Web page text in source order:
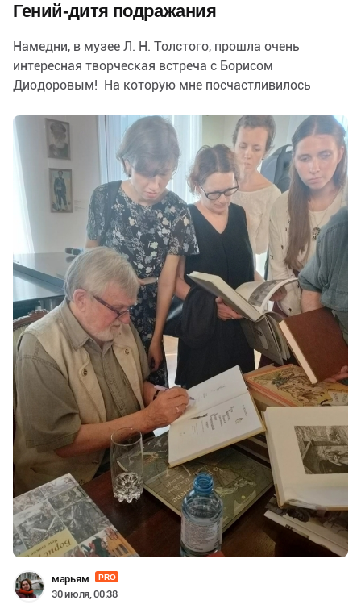
Гений-дитя подражания
Намедни, в музее Л. Н. Толстого, прошла очень
интересная творческая встреча с Борисом
Диодоровым! На которую мне посчастливилось
книжной…
марьям PRO
30 июля, 00:38